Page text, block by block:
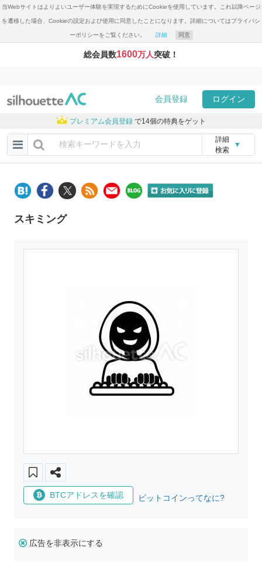
当Webサイトはよりよいユーザー体験を実現するためにCookieを使用しています。これ以降ページ
を遷移した場合、Cookieの設定および使用に同意したことになります。詳細についてはプライバシ
ーポリシーをご覧ください。 詳細 同意
総会員数1600万人突破！
会員登録 ログイン
プレミアム会員登録 で14個の特典をゲット
詳細
検索
▼
スキミング
BTCアドレスを確認 ビットコインってなに?
広告を非表示にする